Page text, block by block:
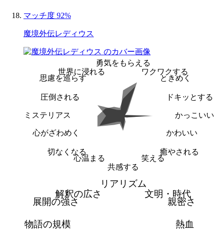
マッチ度 92%
魔境外伝レディウス
勇気をもらえる
ワクワクする
ときめく
ドキッとする
かっこいい
かわいい
癒やされる
笑える
共感する
心温まる
切なくなる
心がざわめく
ミステリアス
圧倒される
思慮を巡らす
世界に浸れる
リアリズム
文明・時代
親密さ
熱血
物語の規模
展開の強さ
解釈の広さ